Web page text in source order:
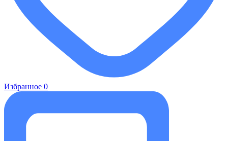
Избранное 0